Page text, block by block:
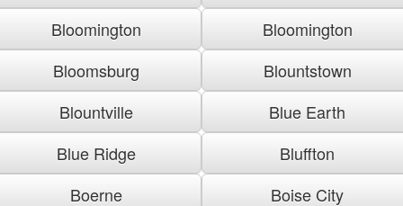
Bloomington
Bloomington
Bloomsburg
Blountstown
Blountville
Blue Earth
Blue Ridge
Bluffton
Boerne
Boise City